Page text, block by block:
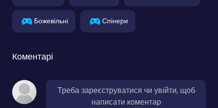
Божевільні Спінери
Коментарі
Треба зареєструватися чи увійти, щоб
написати коментар